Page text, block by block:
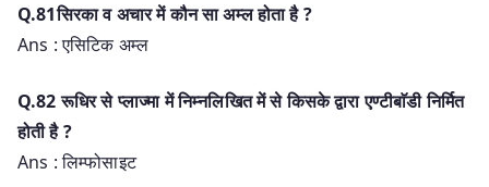
Q.81सिरका व अचार में कौन सा अम्ल होता है ?
Ans : एसिटिक अम्ल
Q.82 रूधिर से प्लाज्मा में निम्नलिखित में से किसके द्वारा एण्टीबाॅडी निर्मित
होती है ?
Ans : लिम्फोसाइट